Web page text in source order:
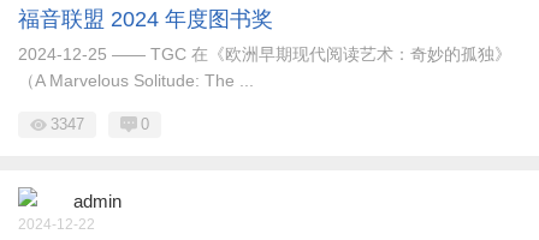
福音联盟 2024 年度图书奖
2024-12-25 —— TGC 在《欧洲早期现代阅读艺术：奇妙的孤独》
（A Marvelous Solitude: The ...
3347 0
admin
2024-12-22